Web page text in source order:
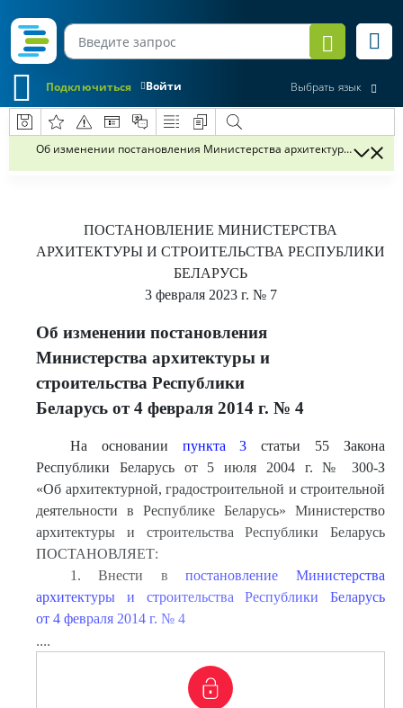
Войти
Подключиться Выбрать язык
Об изменении постановления Министерства архитектуры и
ПОСТАНОВЛЕНИЕ МИНИСТЕРСТВА
АРХИТЕКТУРЫ И СТРОИТЕЛЬСТВА РЕСПУБЛИКИ
БЕЛАРУСЬ
3 февраля 2023 г. № 7
Об изменении постановления
Министерства архитектуры и
строительства Республики
Беларусь от 4 февраля 2014 г. № 4
На основании пункта 3 статьи 55 Закона
Республики Беларусь от 5 июля 2004 г. № 300-З
«Об архитектурной, градостроительной и строительной
деятельности в Республике Беларусь» Министерство
архитектуры и строительства Республики Беларусь
ПОСТАНОВЛЯЕТ:
1. Внести впостановление Министерства
архитектуры и строительства Республики Беларусь
от 4 февраля 2014 г. № 4
....